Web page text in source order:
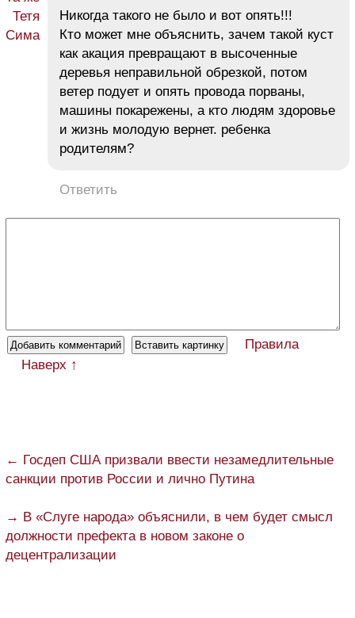
Никогда такого не было и вот опять!!!
Кто может мне объяснить, зачем такой куст
как акация превращают в высоченные
деревья неправильной обрезкой, потом
ветер подует и опять провода порваны,
машины покарежены, а кто людям здоровье
и жизнь молодую вернет. ребенка
родителям?
Ответить
Правила
Наверх ↑
← Госдеп США призвали ввести незамедлительные
санкции против России и лично Путина
→ В «Слуге народа» объяснили, в чем будет смысл
должности префекта в новом законе о
децентрализации